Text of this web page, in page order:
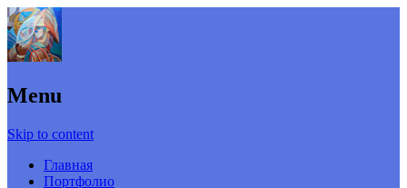
Menu
Skip to content
Главная
Портфолио